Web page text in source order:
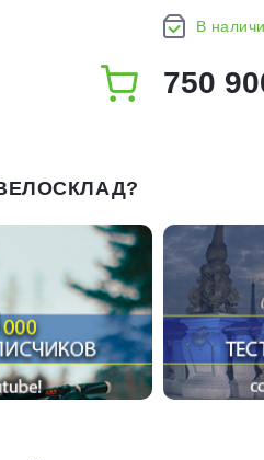
В
750